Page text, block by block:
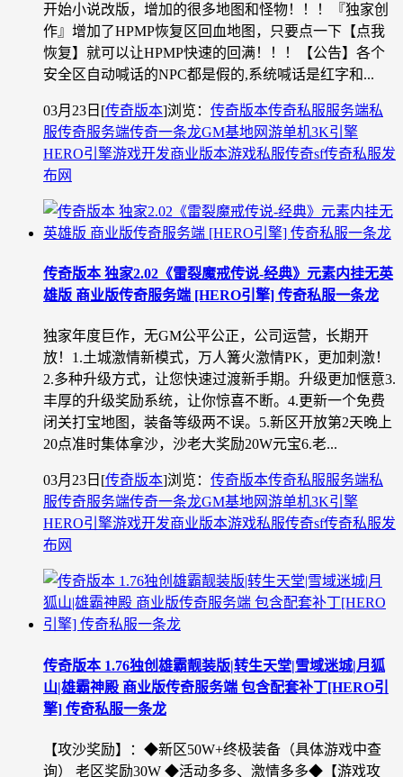
开始小说改版，增加的很多地图和怪物！！！『独家创
作』增加了HPMP恢复区回血地图，只要点一下【点我
恢复】就可以让HPMP快速的回满！！！【公告】各个
安全区自动喊话的NPC都是假的,系统喊话是红字和...
03月23日 [传奇版本]浏览： 传奇版本传奇私服服务端私
服传奇服务端传奇一条龙GM基地网游单机3K引擎
HERO引擎游戏开发商业版本游戏私服传奇sf传奇私服发
布网
传奇版本 独家2.02《雷裂魔戒传说-经典》元素内挂无英
雄版 商业版传奇服务端 [HERO引擎] 传奇私服一条龙
独家年度巨作，无GM公平公正，公司运营，长期开
放！1.土城激情新模式，万人篝火激情PK，更加刺激！
2.多种升级方式，让您快速过渡新手期。升级更加惬意3.
丰厚的升级奖励系统，让你惊喜不断。4.更新一个免费
闭关打宝地图，装备等级两不误。5.新区开放第2天晚上
20点准时集体拿沙，沙老大奖励20W元宝6.老...
03月23日 [传奇版本]浏览： 传奇版本传奇私服服务端私
服传奇服务端传奇一条龙GM基地网游单机3K引擎
HERO引擎游戏开发商业版本游戏私服传奇sf传奇私服发
布网
传奇版本 1.76独创雄霸靓装版|转生天堂|雪域迷城|月狐
山|雄霸神殿 商业版传奇服务端 包含配套补丁[HERO引
擎] 传奇私服一条龙
【攻沙奖励】：◆新区50W+终极装备（具体游戏中查
询） 老区奖励30W ◆活动多多、激情多多◆【游戏攻